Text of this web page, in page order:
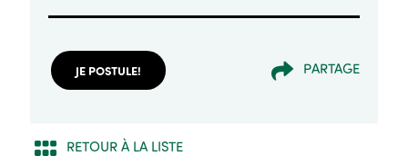
JE POSTULE! PARTAGE
RETOUR À LA LISTE